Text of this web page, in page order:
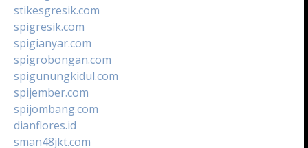
stikesgresik.com
spigresik.com
spigianyar.com
spigrobongan.com
spigunungkidul.com
spijember.com
spijombang.com
dianflores.id
sman48jkt.com